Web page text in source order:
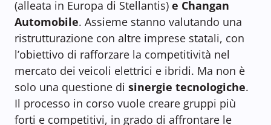
(alleata in Europa di Stellantis) e Changan
Automobile. Assieme stanno valutando una
ristrutturazione con altre imprese statali, con
l’obiettivo di rafforzare la competitività nel
mercato dei veicoli elettrici e ibridi. Ma non è
solo una questione di sinergie tecnologiche.
Il processo in corso vuole creare gruppi più
forti e competitivi, in grado di affrontare le